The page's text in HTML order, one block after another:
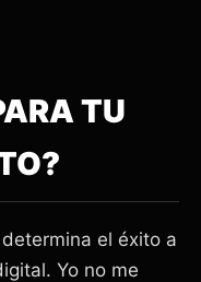
TU
determina el éxito a
Yo no me